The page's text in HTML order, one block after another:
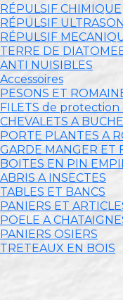
RÉPULSIF CHIMIQUE
RÉPULSIF
RÉPULSIF
TERRE DE
ANTI NUISIBLES
Accessoires
PESONS ET
FILETS de
CHEVALETS A
PORTE PLANTES A
GARDE MANGER ET
BOITES EN PIN
ABRIS A INSECTES
TABLES ET BANCS
PANIERS ET
POELE A
PANIERS OSIERS
TRETEAUX EN BOIS